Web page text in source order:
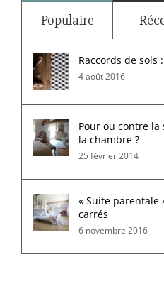
Populaire
Raccords de sols
4 août 2016
Pour ou contre
la chambre ?
25 février 2014
« Suite parentale
carrés
6 novembre 2016